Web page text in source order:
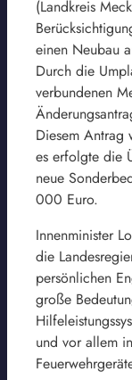
(Landkreis
einen Neubau
Durch die
verbundenen
Diesem Antrag
es erfolgte die
neue
000 Euro.
Innenminister
die
persönlichen
große
und vor allem